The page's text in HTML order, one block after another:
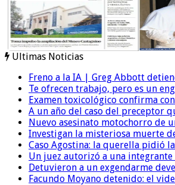
Ultimas Noticias
Freno a la IA | Greg Abbott
Te ofrecen trabajo, pero es un
Examen toxicológico confirma
A un año del caso del preceptor
Nuevo asesinato motochorro de
Investigan la misteriosa muerte
Caso Agostina: la querella pidió
Un juez autorizó a una
Detuvieron a un exgendarme
Facundo Moyano detenido: el